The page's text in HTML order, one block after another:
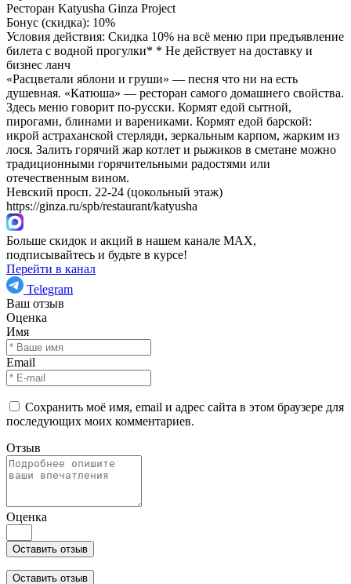
Ресторан Katyusha Ginza Project
Бонус (скидка): 10%
Условия действия: Скидка 10% на всё меню при предъявление
билета с водной прогулки* * Не действует на доставку и
бизнес ланч
«Расцветали яблони и груши» — песня что ни на есть
душевная. «Катюша» — ресторан самого домашнего свойства.
Здесь меню говорит по-русски. Кормят едой сытной,
пирогами, блинами и варениками. Кормят едой барской:
икрой астраханской стерляди, зеркальным карпом, жарким из
лося. Залить горячий жар котлет и рыжиков в сметане можно
традиционными горячительными радостями или
отечественным вином.
Невский просп. 22-24 (цокольный этаж)
https://ginza.ru/spb/restaurant/katyusha
Больше скидок и акций в нашем канале MAX,
подписывайтесь и будьте в курсе!
Перейти в канал
Telegram
Ваш отзыв
Оценка
Имя
Email
Сохранить моё имя, email и адрес сайта в этом браузере для
последующих моих комментариев.
Отзыв
Оценка
Оставить отзыв